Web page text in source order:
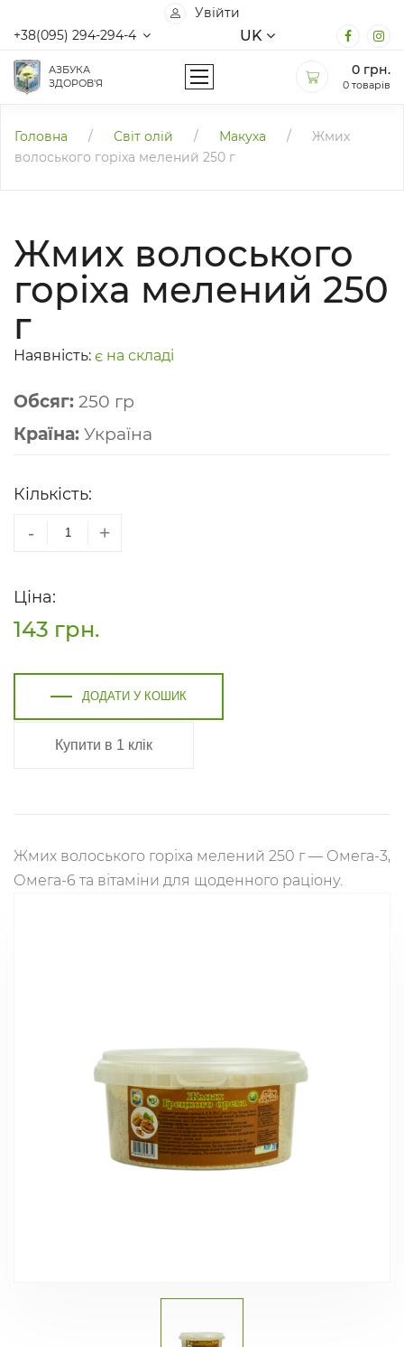
Увійти
+38(095) 294-294-4
UK
АЗБУКА
ЗДОРОВ'Я
0 грн.
0 товарів
Головна / Світ олій / Макуха /
Жмих
волоського горіха мелений 250 г
Жмих волоського
горіха мелений 250
г
Наявність: є на складі
Обсяг: 250 гр
Країна: Україна
Кількість:
- +
Ціна:
143 грн.
ДОДАТИ У КОШИК
Купити в 1 клік
Жмих волоського горіха мелений 250 г — Омега-3,
Омега-6 та вітаміни для щоденного раціону.